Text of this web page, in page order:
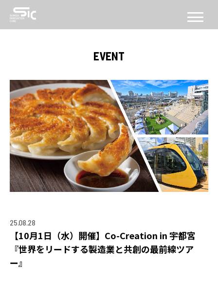
CONCEPT
コンセプト
ABOUT
SICについて
FACILITY
施設
SERVICE
PROGRAM
PROGRAM
アクセラレーション
EVENT
25.08.28
【10月1日（水）開催】Co-Creation in 宇都宮
『世界をリードする製造業と共創の最前線ツア
ー』